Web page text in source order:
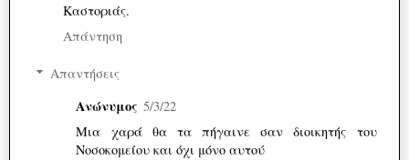
Καστοριάς.
Απάντηση
Απαντήσεις
Ανώνυμος 5/3/22
Μια χαρά θα τα πήγαινε σαν διοικητής του
Νοσοκομείου και όχι μόνο αυτού